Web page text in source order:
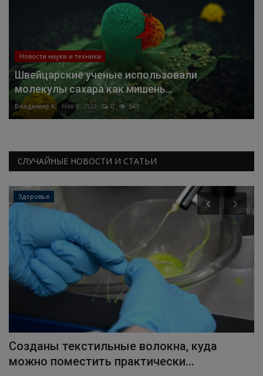
Новости науки и техники
Швейцарские ученые использовали
молекулы сахара как мишень...
Владимир К. Ноя 8, 2022 0 543
СЛУЧАЙНЫЕ НОВОСТИ И СТАТЬИ
Здоровье
Созданы текстильные волокна, куда
можно поместить практически...